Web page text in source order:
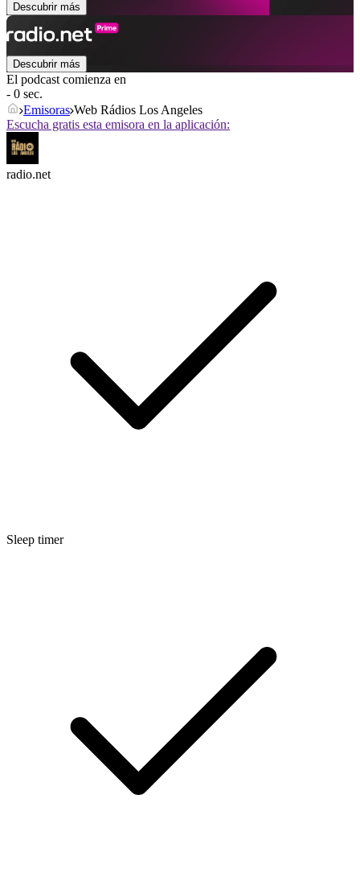
Descubrir más
Descubrir más
El podcast comienza en
- 0 sec.
Emisoras Web Rádios Los Angeles
Escucha gratis esta emisora en la aplicación:
radio.net
Sleep timer